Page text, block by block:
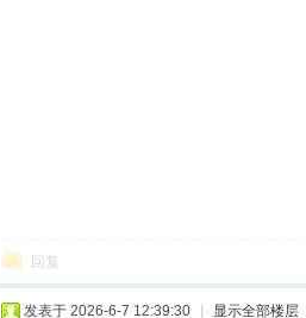
回复
发表于 2026-6-7 12:39:30 显示全部楼层